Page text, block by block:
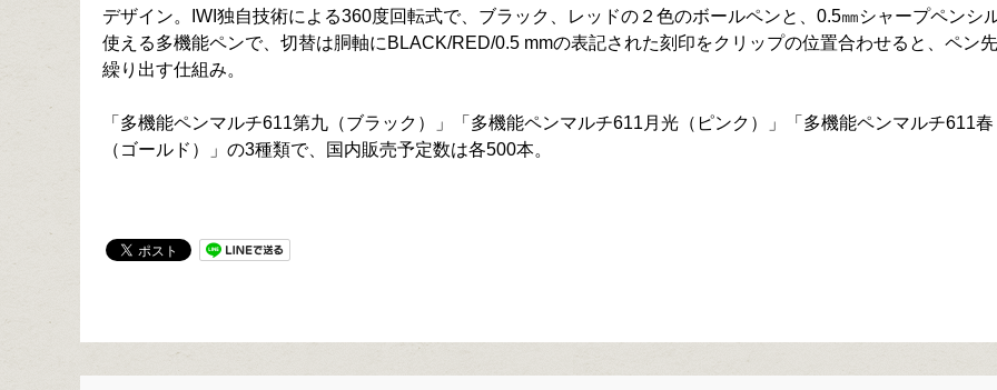
デザイン。IWI独自技術による360度回転式で、ブラック、レッドの２色のボールペンと、0.5㎜シャープペンシ
使える多機能ペンで、切替は胴軸にBLACK/RED/0.5 mmの表記された刻印をクリップの位置合わせると、ペン
繰り出す仕組み。
「多機能ペンマルチ611第九（ブラック）」「多機能ペンマルチ611月光（ピンク）」「多機能ペンマルチ611春
（ゴールド）」の3種類で、国内販売予定数は各500本。